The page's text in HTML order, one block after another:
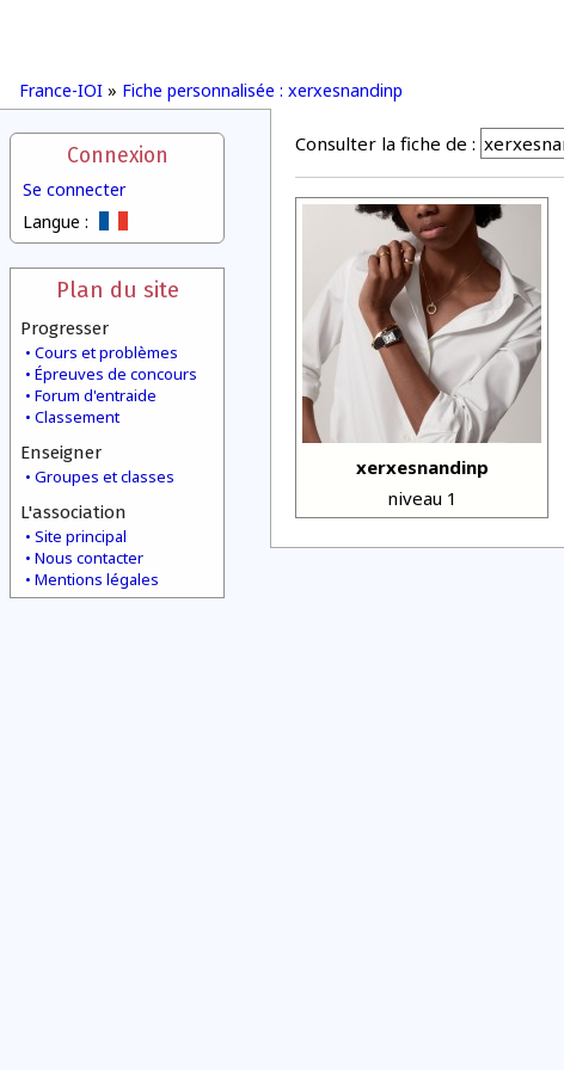
France-IOI » Fiche personnalisée : xerxesnandinp
Connexion
Se connecter
Langue :
Plan du site
Progresser
Cours et problèmes
Épreuves de concours
Forum d'entraide
Classement
Enseigner
Groupes et classes
L'association
Site principal
Nous contacter
Mentions légales
Consulter la fiche de :
xerxesnandinp
niveau 1